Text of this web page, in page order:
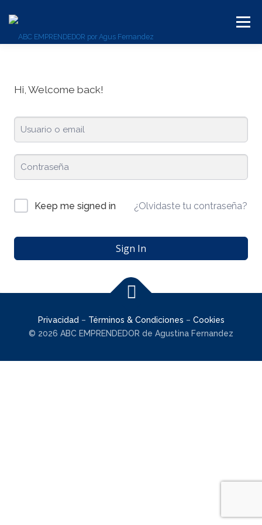
Menú
Hi, Welcome back!
Keep me signed in ¿Olvidaste tu contraseña?
Sign In
Privacidad – Términos & Condiciones – Cookies
© 2026 ABC EMPRENDEDOR de Agustina Fernandez